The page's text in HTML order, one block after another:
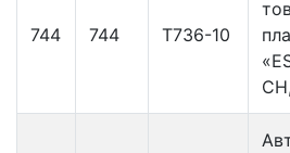
744 744 Т736-10